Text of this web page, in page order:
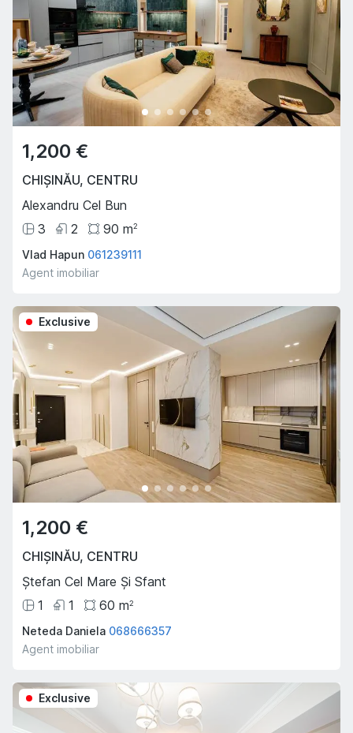
1,200 €
CHIȘINĂU, CENTRU
Alexandru Cel Bun
3
2 90 m2
Vlad Hapun 061239111
Agent imobiliar
Exclusive
1,200 €
CHIȘINĂU, CENTRU
Ștefan Cel Mare Și Sfant
1
1 60 m2
Neteda Daniela 068666357
Agent imobiliar
Exclusive